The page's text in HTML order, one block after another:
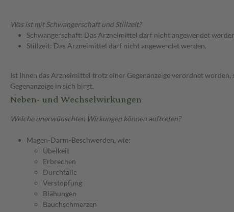
Was ist mit Schwangerschaft und Stillzeit?
Schwangerschaft: Das Arzneimittel darf nicht angewendet
Stillzeit: Das Arzneimittel darf nicht angewendet werden.
Ist Ihnen das Arzneimittel trotz einer Gegenanzeige verordnet
Gegenanzeige in sich birgt.
Neben- und Wechselwirkungen
Welche unerwünschten Wirkungen können auftreten?
Magen-Darm-Beschwerden, wie:
Übelkeit
Erbrechen
Durchfälle
Verstopfung
Blähungen
Bauchschmerzen